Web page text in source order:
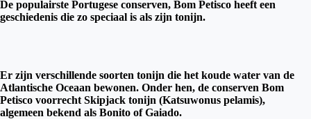
De populairste Portugese conserven, Bom Petisco heeft een
geschiedenis die zo speciaal is als zijn tonijn.
Er zijn verschillende soorten tonijn die het koude water van de
Atlantische Oceaan bewonen. Onder hen, de conserven Bom
Petisco voorrecht Skipjack tonijn (Katsuwonus pelamis),
algemeen bekend als Bonito of Gaiado.